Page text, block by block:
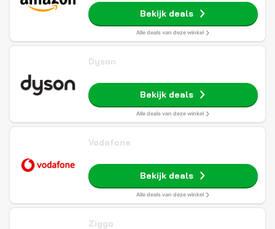
Bekijk deals
Alle deals van deze winkel
Dyson
Bekijk deals
Alle deals van deze winkel
Vodafone
Bekijk deals
Alle deals van deze winkel
Ziggo